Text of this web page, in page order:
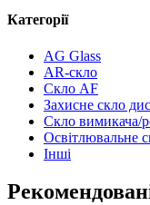
Категорії
AG Glass
AR-скло
Скло AF
Захисне скло
Скло вимикача/
Освітлювальне
Інші